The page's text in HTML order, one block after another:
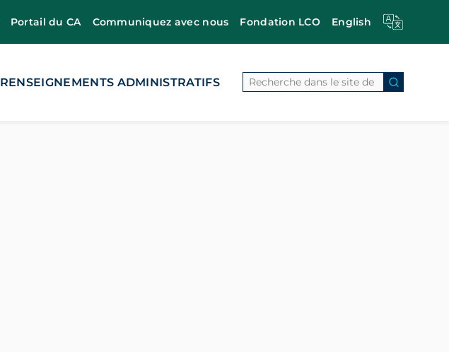
Portail du CA Communiquez avec nous Fondation LCO English
RENSEIGNEMENTS ADMINISTRATIFS Search
Search